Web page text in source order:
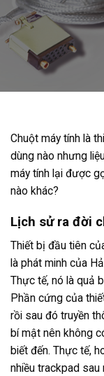
Chuột máy tính là
dùng nào nhưng
máy tính lại được
nào khác?
Lịch sử ra đời
Thiết bị đầu tiên
là phát minh của
Thực tế, nó là quả
Phần cứng của
rồi sau đó truyền
bí mật nên không
biết đến. Thực tế,
nhiều trackpad sau